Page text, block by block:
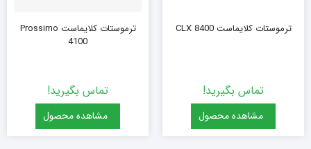
ترموستات کلایماست CLX 8400
تماس بگیرید!
مشاهده محصول
ترموستات کلایماست Prossimo
4100
تماس بگیرید!
مشاهده محصول